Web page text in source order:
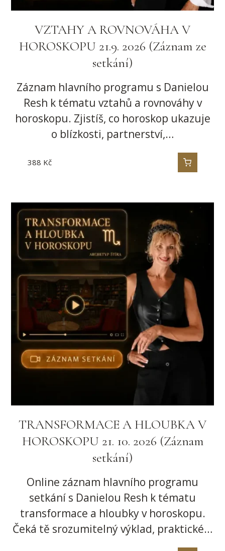
VZTAHY A ROVNOVÁHA V
HOROSKOPU 21.9. 2026 (Záznam ze
setkání)
Záznam hlavního programu s Danielou
Resh k tématu vztahů a rovnováhy v
horoskopu. Zjistíš, co horoskop ukazuje
o blízkosti, partnerství,…
388 Kč
TRANSFORMACE A HLOUBKA V
HOROSKOPU 21. 10. 2026 (Záznam
setkání)
Online záznam hlavního programu
setkání s Danielou Resh k tématu
transformace a hloubky v horoskopu.
Čeká tě srozumitelný výklad, praktické…